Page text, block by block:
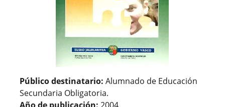
Público destinatario: Alumnado de Educación
Secundaria Obligatoria.